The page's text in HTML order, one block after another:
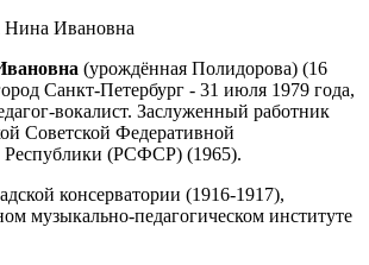
(урождённая Полидорова) (16
Санкт-Петербург - 31 июля 1979 года,
вокалист. Заслуженный работник
Советской Федеративной
Республики (РСФСР) (1965).
консерватории (1916-1917),
музыкально-педагогическом институте